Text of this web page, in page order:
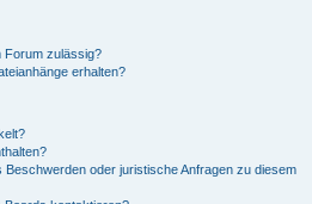
Forum zulässig?
erhalten?
oder juristische Anfragen zu diesem